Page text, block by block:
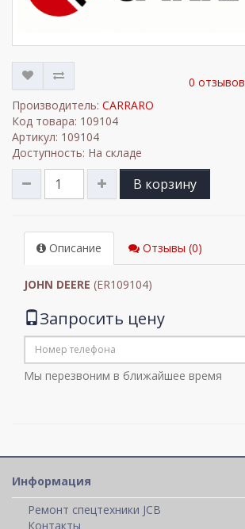
0 отзывов
Производитель: CARRARO
Код товара: 109104
Артикул: 109104
Доступность: На складе
В корзину
Описание Отзывы (0)
JOHN DEERE (ER109104)
Запросить цену
Мы перезвоним в ближайшее время
Информация
Ремонт спецтехники JCB
Контакты